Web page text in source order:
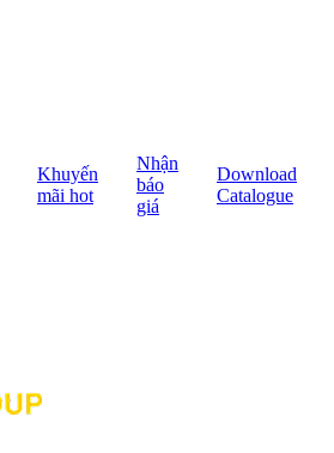
Khuyến
mãi hot
Nhận
báo
giá
Download
Catalogue